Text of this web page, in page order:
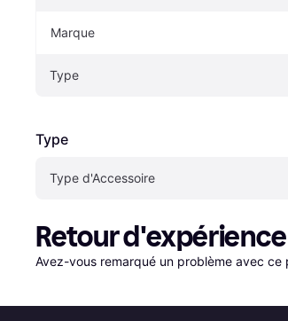
Marque
Type
Type
Type d'Accessoire
Retour d'expérience
Avez-vous remarqué un problème avec ce